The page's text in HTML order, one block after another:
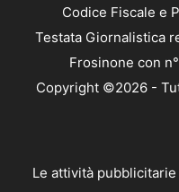
Codice Fiscale e
Testata Giornalistica
Frosinone con
Copyright ©2026 -
Le attività